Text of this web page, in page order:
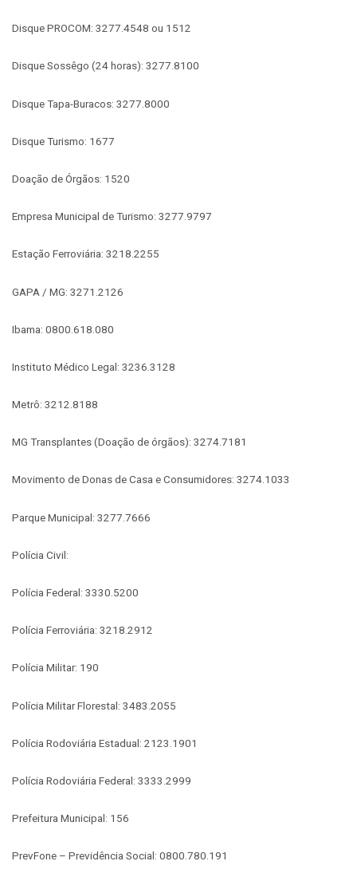
Disque PROCOM: 3277.4548 ou 1512
Disque Sossêgo (24 horas): 3277.8100
Disque Tapa-Buracos: 3277.8000
Disque Turismo: 1677
Doação de Órgãos: 1520
Empresa Municipal de Turismo: 3277.9797
Estação Ferroviária: 3218.2255
GAPA / MG: 3271.2126
Ibama: 0800.618.080
Instituto Médico Legal: 3236.3128
Metrô: 3212.8188
MG Transplantes (Doação de órgãos): 3274.7181
Movimento de Donas de Casa e Consumidores: 3274.1033
Parque Municipal: 3277.7666
Polícia Civil:
Polícia Federal: 3330.5200
Polícia Ferroviária: 3218.2912
Polícia Militar: 190
Polícia Militar Florestal: 3483.2055
Polícia Rodoviária Estadual: 2123.1901
Polícia Rodoviária Federal: 3333.2999
Prefeitura Municipal: 156
PrevFone – Previdência Social: 0800.780.191